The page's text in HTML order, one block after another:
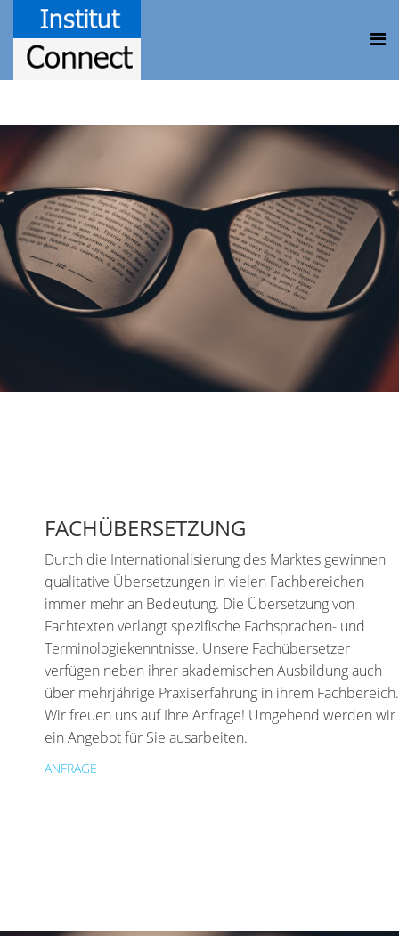
FACHÜBERSETZUNG
Durch die Internationalisierung des Marktes gewinnen
qualitative Übersetzungen in vielen Fachbereichen
immer mehr an Bedeutung. Die Übersetzung von
Fachtexten verlangt spezifische Fachsprachen- und
Terminologiekenntnisse. Unsere Fachübersetzer
verfügen neben ihrer akademischen Ausbildung auch
über mehrjährige Praxiserfahrung in ihrem Fachbereich.
Wir freuen uns auf Ihre Anfrage! Umgehend werden wir
ein Angebot für Sie ausarbeiten.
ANFRAGE